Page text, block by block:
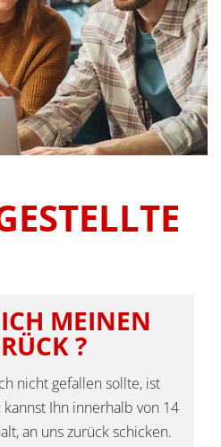
MEINEN
?
nicht gefallen sollte, ist
Ihn innerhalb von 14
an uns zurück schicken.